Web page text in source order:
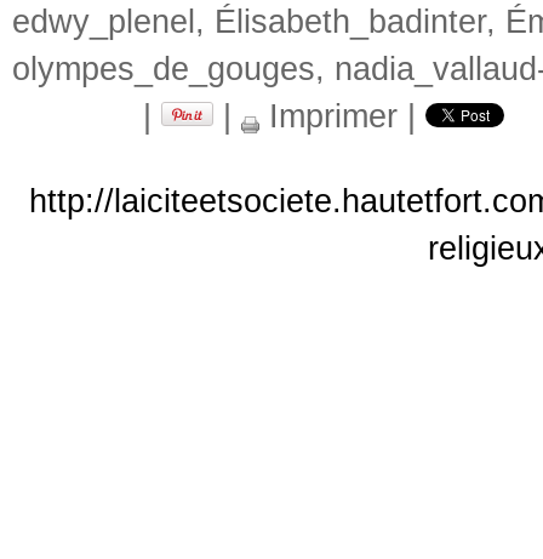
edwy_plenel , Élisabeth_badinter,
olympes_de_gouges,
Imprimer
http://